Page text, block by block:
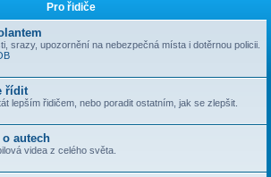
Pro řidiče
srazy, upozornění na nebezpečná místa i dotěrnou policii.
řídit
lepším řidičem, nebo poradit ostatním, jak se zlepšit.
autech
videa z celého světa.